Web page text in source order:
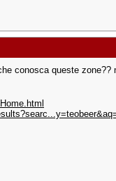
conosca queste zone??